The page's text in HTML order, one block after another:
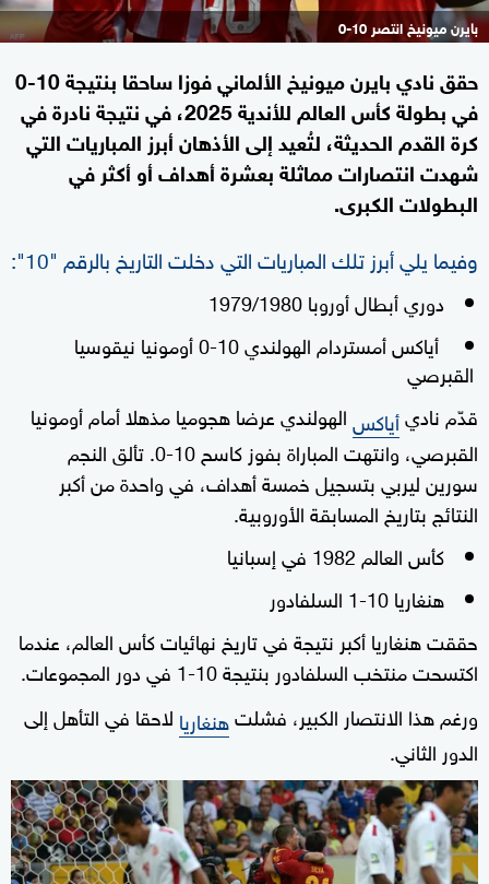
بايرن ميونيخ انتصر 10-0
حقق نادي بايرن ميونيخ الألماني فوزا ساحقا بنتيجة 10-0
في بطولة كأس العالم للأندية 2025، في نتيجة نادرة في
كرة القدم الحديثة، لتُعيد إلى الأذهان أبرز المباريات التي
شهدت انتصارات مماثلة بعشرة أهداف أو أكثر في
البطولات الكبرى.
وفيما يلي أبرز تلك المباريات التي دخلت التاريخ بالرقم "10":
دوري أبطال أوروبا 1979/1980
أياكس أمستردام الهولندي 10-0 أومونيا نيقوسيا
القبرصي
قدّم ناديأياكسالهولندي عرضا هجوميا مذهلا أمام أومونيا
القبرصي، وانتهت المباراة بفوز كاسح 10-0. تألق النجم
سورين ليربي بتسجيل خمسة أهداف، في واحدة من أكبر
النتائج بتاريخ المسابقة الأوروبية.
كأس العالم 1982 في إسبانيا
هنغاريا 10-1 السلفادور
حققت هنغاريا أكبر نتيجة في تاريخ نهائيات كأس العالم، عندما
اكتسحت منتخب السلفادور بنتيجة 10-1 في دور المجموعات.
ورغم هذا الانتصار الكبير، فشلتهنغاريا لاحقا في التأهل إلى
الدور الثاني.